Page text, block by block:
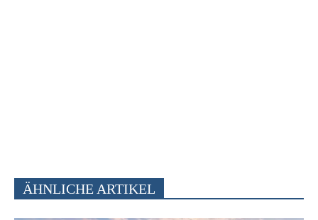
ÄHNLICHE ARTIKEL